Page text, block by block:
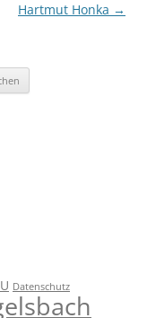
Hartmut Honka →
Datenschutz